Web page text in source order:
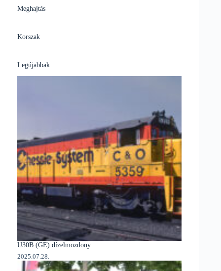
Meghajtás
Korszak
Legújabbak
U30B (GE) dízelmozdony
2025.07.28.